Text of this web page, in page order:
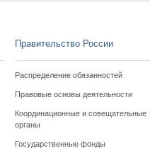
Правительство России
Распределение обязанностей
Правовые основы деятельности
Координационные и совещательные
органы
Государственные фонды